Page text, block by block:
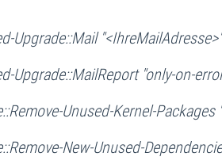
Upgrade::Mail
Upgrade::MailReport "only-on-
Unused-Kernel-Packages
New-Unused-